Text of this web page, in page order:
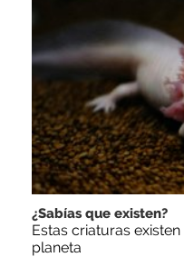
¿Sabías que existen?
Estas criaturas
planeta